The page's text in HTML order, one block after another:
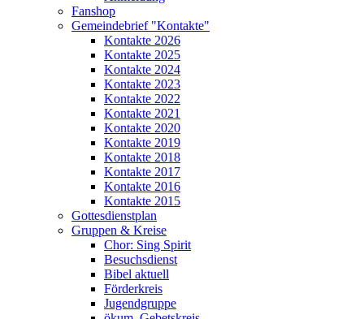
Fanshop
Gemeindebrief "Kontakte"
Kontakte 2026
Kontakte 2025
Kontakte 2024
Kontakte 2023
Kontakte 2022
Kontakte 2021
Kontakte 2020
Kontakte 2019
Kontakte 2018
Kontakte 2017
Kontakte 2016
Kontakte 2015
Gottesdienstplan
Gruppen & Kreise
Chor: Sing Spirit
Besuchsdienst
Bibel aktuell
Förderkreis
Jugendgruppe